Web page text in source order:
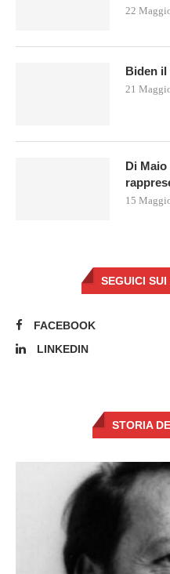
22
Biden
21
Di
15
SEGUICI
FACEBOOK
LINKEDIN
STORIA